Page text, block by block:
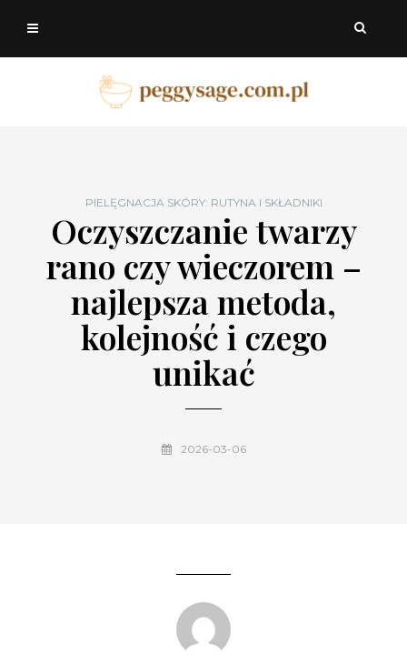
PIELĘGNACJA SKÓRY: RUTYNA I SKŁADNIKI
Oczyszczanie twarzy
rano czy wieczorem –
najlepsza metoda,
kolejność i czego
unikać
2026-03-06